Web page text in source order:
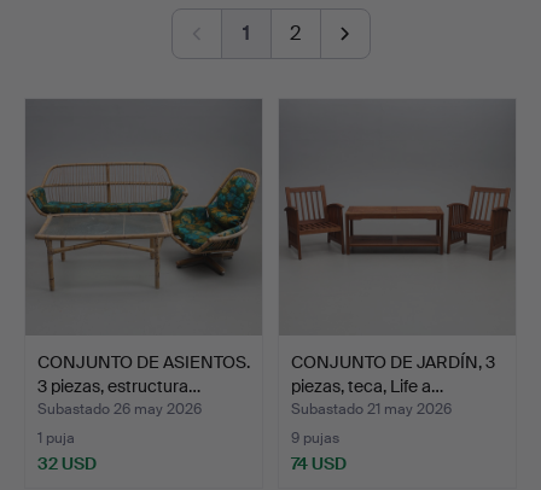
Andersson
Jönköping
1 2
CONJUNTO DE ASIENTOS.
3 piezas, estructura…
Subastado 26 may 2026
1 puja
32 USD
CONJUNTO DE JARDÍN, 3
piezas, teca, Life a…
Subastado 21 may 2026
9 pujas
74 USD